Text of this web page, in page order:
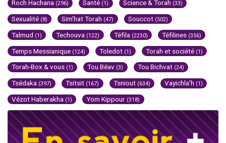
Roch Hachana (296) Santé (1) Science & Torah (33)
Sexualité (8) Sim'hat Torah (47) Souccot (502)
Talmud (1) Techouva (122) Téfila (2230) Téfilines (356)
Temps Messianique (124) Toledot (1) Torah et société (1)
Torah-Box & vous (1) Tou Béav (3) Tou Bichvat (24)
Tsédaka (397) Tsitsit (167) Tsniout (634) Vayichla'h (1)
Vézot Haberakha (1) Yom Kippour (318)